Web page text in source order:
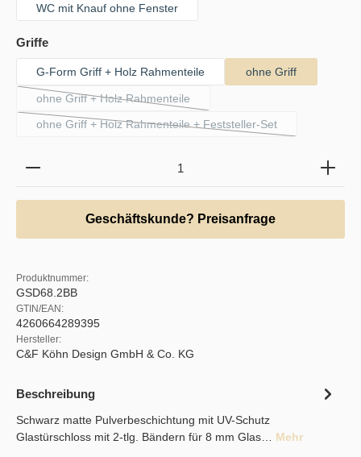
WC mit Knauf ohne Fenster
Griffeauswählen
G-Form Griff + Holz Rahmenteile ohne Griff
ohne Griff + Holz Rahmenteile
(Diese Option ist zurzeit nicht verfügbar.)
ohne Griff + Holz Rahmenteile + Feststeller-Set
(Diese Option ist zurzeit nicht verfügbar.)
Produkt Anzahl: Gib den gewünschten Wert ein
Geschäftskunde? Preisanfrage
Produktnummer:
GSD68.2BB
GTIN/EAN:
4260664289395
Hersteller:
C&F Köhn Design GmbH & Co. KG
Beschreibung
Schwarz matte Pulverbeschichtung mit UV-Schutz
Glastürschloss mit 2-tlg. Bändern für 8 mm Glas… Mehr